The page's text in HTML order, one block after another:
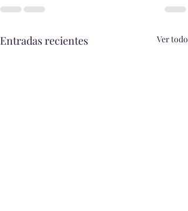
Entradas recientes Ver todo